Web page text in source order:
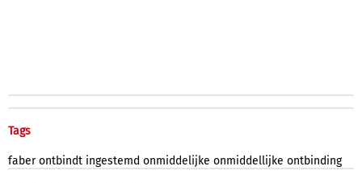
Tags
faber ontbindt ingestemd onmiddelijke onmiddellijke ontbinding